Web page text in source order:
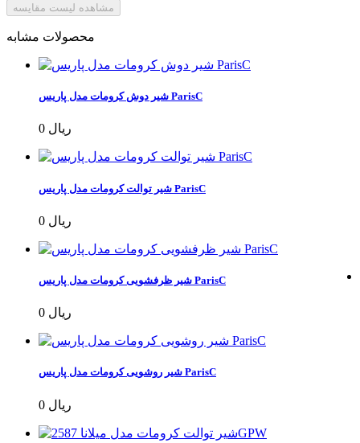
مشاهده لیست مقایسه
محصولات مشابه
شیر دوش کرومات مدل پاریس ParisC
0 ریال
شیر توالت کرومات مدل پاریس ParisC
0 ریال
شیر ظرفشویی کرومات مدل پاریس ParisC
0 ریال
شیر روشویی کرومات مدل پاریس ParisC
0 ریال